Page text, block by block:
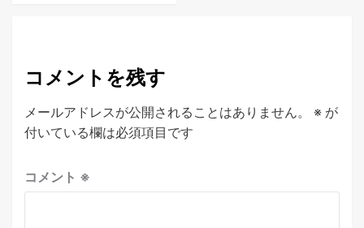
コメントを残す
メールアドレスが公開されることはありません。 ※ が
付いている欄は必須項目です
コメント ※